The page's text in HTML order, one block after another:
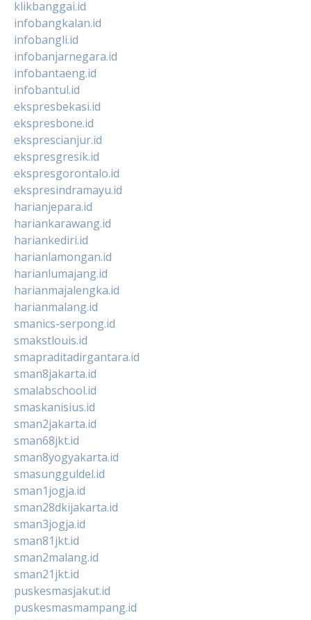
klikbanggai.id
infobangkalan.id
infobangli.id
infobanjarnegara.id
infobantaeng.id
infobantul.id
ekspresbekasi.id
ekspresbone.id
eksprescianjur.id
ekspresgresik.id
ekspresgorontalo.id
ekspresindramayu.id
harianjepara.id
hariankarawang.id
hariankediri.id
harianlamongan.id
harianlumajang.id
harianmajalengka.id
harianmalang.id
smanics-serpong.id
smakstlouis.id
smapraditadirgantara.id
sman8jakarta.id
smalabschool.id
smaskanisius.id
sman2jakarta.id
sman68jkt.id
sman8yogyakarta.id
smasungguldel.id
sman1jogja.id
sman28dkijakarta.id
sman3jogja.id
sman81jkt.id
sman2malang.id
sman21jkt.id
puskesmasjakut.id
puskesmasmampang.id